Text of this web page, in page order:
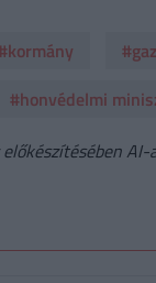
#honvédelmi